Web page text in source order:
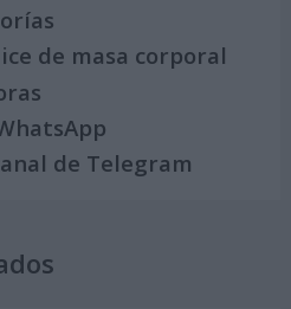
de masa corporal
de Telegram